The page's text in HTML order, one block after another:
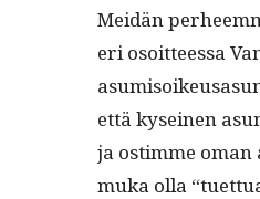
Mei­dän
eri osoit­teessa
että kyseinen
ja ostimme
muka olla